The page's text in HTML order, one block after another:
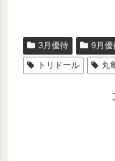
3月優待 9月優
トリドール
丸